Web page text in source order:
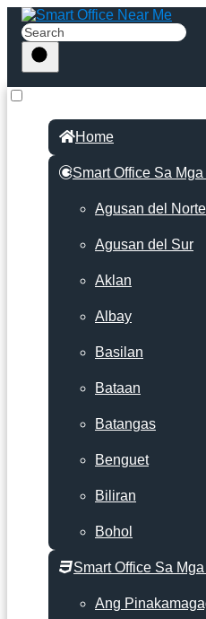
Home
Smart Office Sa
Agusan del Norte
Agusan del Sur
Aklan
Albay
Basilan
Bataan
Batangas
Benguet
Biliran
Bohol
Smart Office Sa
Ang